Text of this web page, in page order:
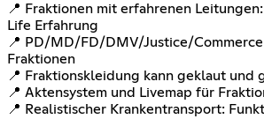
📍 Fraktionen mit erfahrenen
Life Erfahrung
📍 PD/MD/FD/DMV/Justice/
Fraktionen
📍 Fraktionskleidung kann geklaut und
📍 Aktensystem und Livemap für
📍 Realistischer Krankentransport: